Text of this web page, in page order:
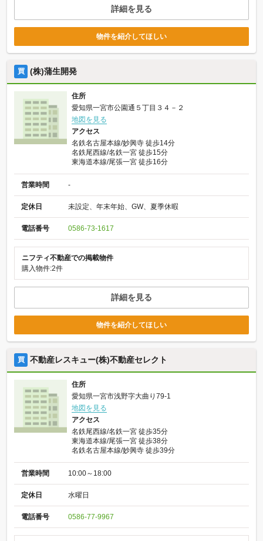
詳細を見る
物件を紹介してほしい
買 (株)蒲生開発
住所
愛知県一宮市公園通５丁目３４－２
地図を見る
アクセス
名鉄名古屋本線/妙興寺 徒歩14分
名鉄尾西線/名鉄一宮 徒歩15分
東海道本線/尾張一宮 徒歩16分
営業時間 -
定休日 未設定、年末年始、GW、夏季休暇
電話番号 0586-73-1617
ニフティ不動産での掲載物件
購入物件:2件
詳細を見る
物件を紹介してほしい
買 不動産レスキュー(株)不動産セレクト
住所
愛知県一宮市浅野字大曲り79-1
地図を見る
アクセス
名鉄尾西線/名鉄一宮 徒歩35分
東海道本線/尾張一宮 徒歩38分
名鉄名古屋本線/妙興寺 徒歩39分
営業時間 10:00～18:00
定休日 水曜日
電話番号 0586-77-9967